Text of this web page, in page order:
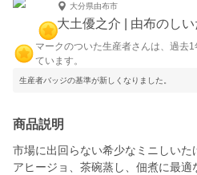
大分県由布市
大土優之介 | 由布のしい
マークのついた生産者さんは、過去
ています。
生産者バッジの基準が新しくなりました。
商品説明
市場に出回らない希少なミニしいた
アヒージョ、茶碗蒸し、佃煮に最適